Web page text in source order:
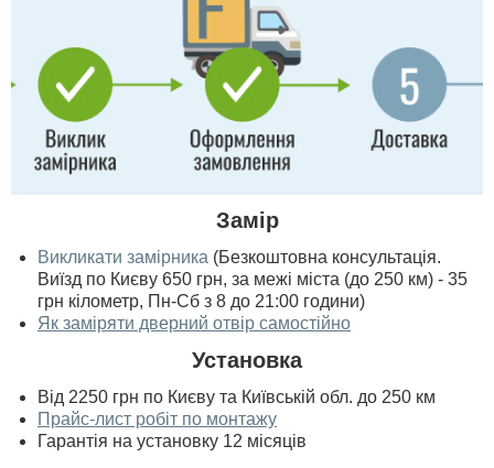
Замір
Викликати замірника (Безкоштовна консультація.
Виїзд по Києву 650 грн, за межі міста (до 250 км) - 35
грн кілометр, Пн-Сб з 8 до 21:00 години)
Як заміряти дверний отвір самостійно
Установка
Від 2250 грн по Києву та Київській обл. до 250 км
Прайс-лист робіт по монтажу
Гарантія на установку 12 місяців